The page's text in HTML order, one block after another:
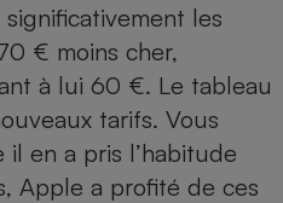
les
€ moins cher,
à lui 60 €. Le tableau
tarifs. Vous
en a pris l’habitude
Apple a profité de ces
Plaque de cuisson à
induction
Téléphone mobile -
Smartphone
Radiateur électrique